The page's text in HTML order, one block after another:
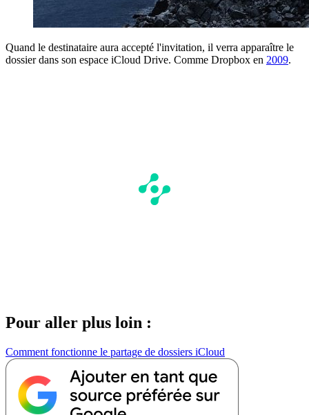
Quand le destinataire aura accepté l'invitation, il verra apparaître le
dossier dans son espace iCloud Drive. Comme Dropbox en 2009.
Pour aller plus loin :
Comment fonctionne le partage de dossiers iCloud